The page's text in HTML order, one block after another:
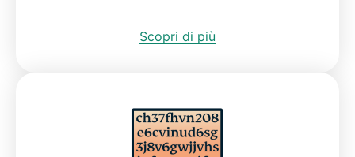
Scopri di più